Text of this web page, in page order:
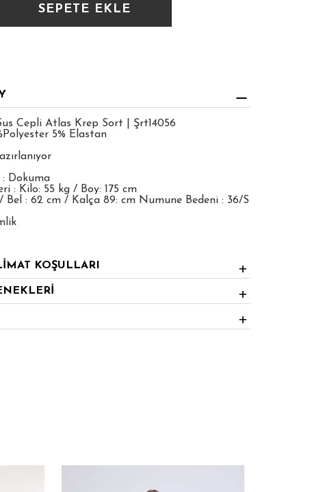
Cepli Atlas Krep Sort | Şrt14056
5% Elastan
: Dokuma
: Kilo: 55 kg / Boy: 175 cm
Bel : 62 cm / Kalça 89: cm Numune Bedeni : 36/S
KOŞULLARI